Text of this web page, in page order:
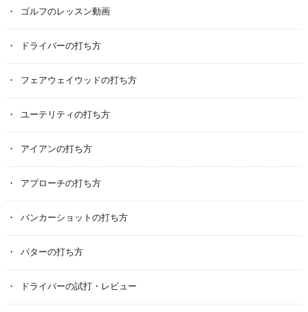
ゴルフのレッスン動画
ドライバーの打ち方
フェアウェイウッドの打ち方
ユーテリティの打ち方
アイアンの打ち方
アプローチの打ち方
バンカーショットの打ち方
パターの打ち方
ドライバーの試打・レビュー